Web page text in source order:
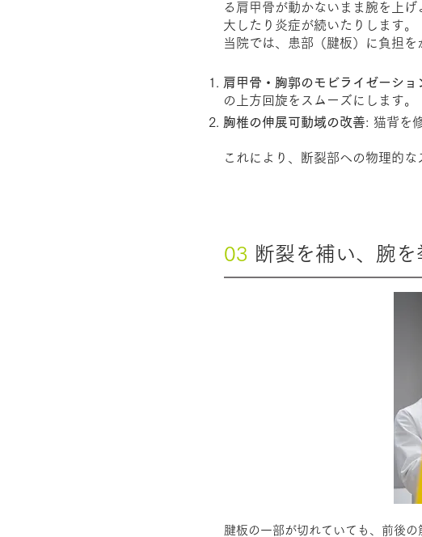
る肩甲骨が動かないまま腕を上
大したり炎症が続いたりします。
当院では、患部（腱板）に負担を
肩甲骨・胸郭のモビライゼーショ
の上方回旋をスムーズにします。
胸椎の伸展可動域の改善: 猫背を
これにより、断裂部への物理的
03 断裂を補い、腕
腱板の一部が切れていても、前後